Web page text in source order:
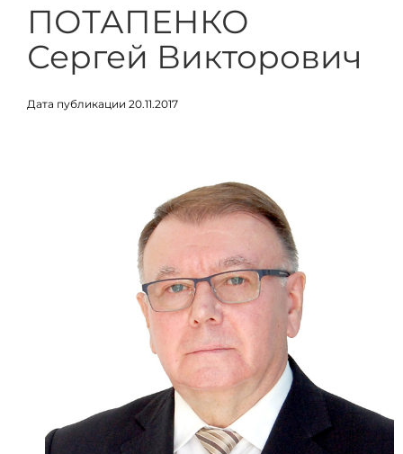
ПОТАПЕНКО
Сергей Викторович
Дата публикации 20.11.2017